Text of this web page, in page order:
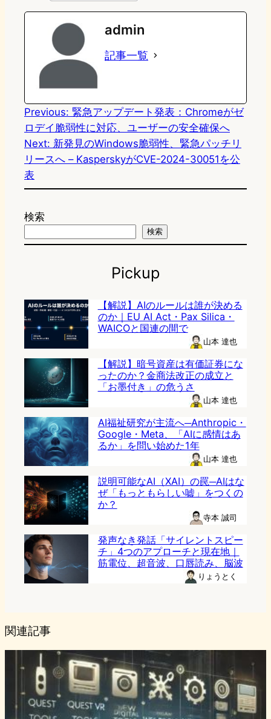
e
t
o
d
n
e
s
k
e
k
e
admin
記事一覧
Previous: 緊急アップデート発表：Chromeがゼ
ロデイ脆弱性に対応、ユーザーの安全確保へ
Next: 新発見のWindows脆弱性、緊急パッチリ
リースへ – KasperskyがCVE-2024-30051を公
表
検索
検索
Pickup
【解説】AIのルールは誰が決める
のか｜EU AI Act・Pax Silica・
WAICOと国連の間で
山本 達也
【解説】暗号資産は有価証券にな
ったのか？金商法改正の成立と
「お墨付き」の危うさ
山本 達也
AI福祉研究が主流へ─Anthropic・
Google・Meta、「AIに感情はあ
るか」を問い始めた1年
山本 達也
説明可能なAI（XAI）の罠─AIはな
ぜ「もっともらしい嘘」をつくの
か？
寺本 誠司
発声なき発話「サイレントスピー
チ」4つのアプローチと現在地｜
筋電位、超音波、口唇読み、脳波
りょうとく
関連記事